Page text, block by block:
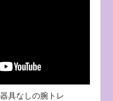
具なしの腕トレ